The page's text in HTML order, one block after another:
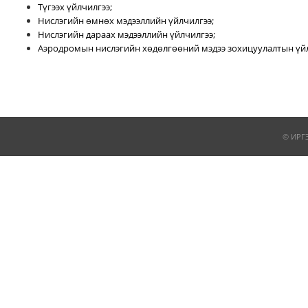
Түгээх үйлчилгээ;
Нислэгийн өмнөх мэдээллийн үйлчилгээ;
Нислэгийн дараах мэдээллийн үйлчилгээ;
Аэродромын нислэгийн хөдөлгөөний мэдээ зохицуулалтын
©